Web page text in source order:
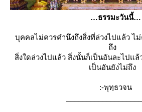
ธรรมะวันนี้
บุคคลไม่ควรคำนึงถึงสิ่งที่ล่วงไปแล้ว ไ
ถึง
สิ่งใดล่วงไปแล้ว สิ่งนั้นก็เป็นอันละไปแล้
เป็นอันยังไม่ถึง
:-พุทฺธวจน